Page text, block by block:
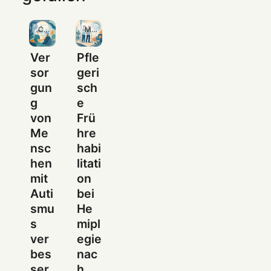
Community
Ver
sor
gun
g
von
Me
nsc
hen
mit
Auti
smu
s
ver
bes
Mitgliedschaft
Pfle
geri
sch
e
Frü
hre
habi
litati
on
bei
He
mipl
egie
nac